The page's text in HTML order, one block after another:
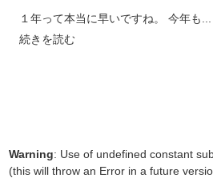
１年って本当に早いですね。 今年も...
続きを読む
Warning: Use of undefined constant
(this will throw an Error in a future